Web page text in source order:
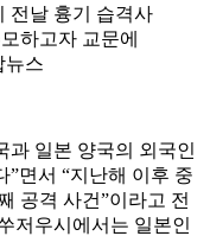
전날 흉기 습격사
하고자 교문에
뉴스
과 일본 양국의 외국인
면서 “지난해 이후 중
공격 사건”이라고 전
저우시에서는 일본인